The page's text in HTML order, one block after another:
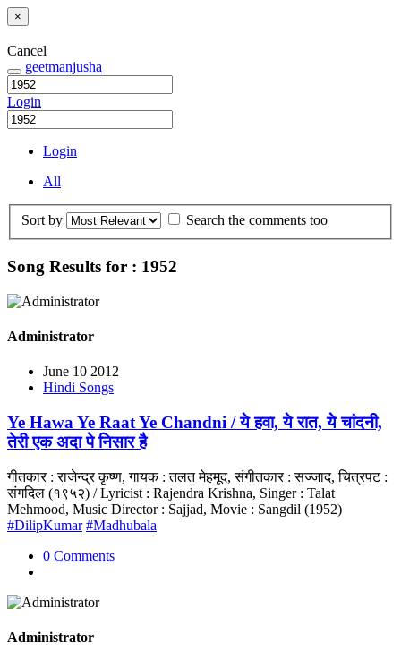
×
Cancel
geetmanjusha
Login
Login
All
Sort by Search the comments too
Song Results for : 1952
Administrator
June 10 2012
Hindi Songs
Ye Hawa Ye Raat Ye Chandni / ये हवा, ये रात, ये चांदनी,
तेरी एक अदा पे निसार है
गीतकार : राजेन्द्र कृष्ण, गायक : तलत मेहमूद, संगीतकार : सज्जाद, चित्रपट :
संगदिल (१९५२) / Lyricist : Rajendra Krishna, Singer : Talat
Mehmood, Music Director : Sajjad, Movie : Sangdil (1952)
#DilipKumar #Madhubala
0 Comments
Administrator